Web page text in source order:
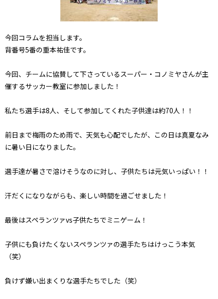
今回コラムを担当します。
背番号5番の重本祐佳です。
今回、チームに協賛して下さっているスーパー・コノミヤさんが主
催するサッカー教室に参加しました！
私たち選手は8人、そして参加してくれた子供達は約70人！！
前日まで梅雨のため雨で、天気も心配でしたが、この日は真夏なみ
に暑い日になりました。
選手達が暑さで溶けそうなのに対し、子供たちは元気いっぱい！！
汗だくになりながらも、楽しい時間を過ごせました！
最後はスペランツァvs子供たちでミニゲーム！
子供にも負けたくないスペランツァの選手たちはけっこう本気
（笑）
負けず嫌い出まくりな選手たちでした（笑）